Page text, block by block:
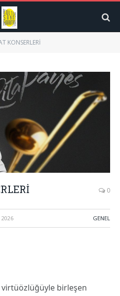
KONSERLERİ
0
2026 GENEL
birleşen